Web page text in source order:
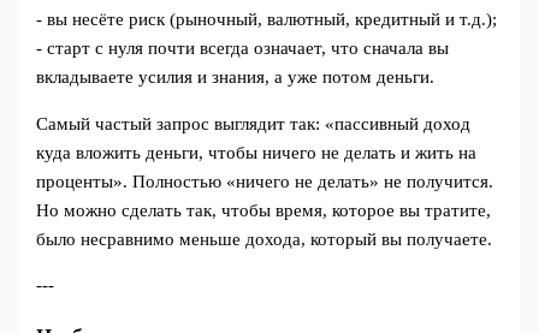
- вы несёте риск (рыночный, валютный, кредитный и т.д.);
- старт с нуля почти всегда означает, что сначала вы
вкладываете усилия и знания, а уже потом деньги.
Самый частый запрос выглядит так: «пассивный доход
куда вложить деньги, чтобы ничего не делать и жить на
проценты». Полностью «ничего не делать» не получится.
Но можно сделать так, чтобы время, которое вы тратите,
было несравнимо меньше дохода, который вы получаете.
---